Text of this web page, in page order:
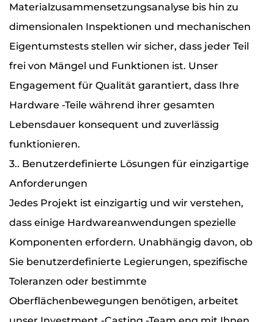
Materialzusammensetzungsanalyse bis hin zu
dimensionalen Inspektionen und mechanischen
Eigentumstests stellen wir sicher, dass jeder Teil
frei von Mängel und Funktionen ist. Unser
Engagement für Qualität garantiert, dass Ihre
Hardware -Teile während ihrer gesamten
Lebensdauer konsequent und zuverlässig
funktionieren.
3.. Benutzerdefinierte Lösungen für einzigartige
Anforderungen
Jedes Projekt ist einzigartig und wir verstehen,
dass einige Hardwareanwendungen spezielle
Komponenten erfordern. Unabhängig davon, ob
Sie benutzerdefinierte Legierungen, spezifische
Toleranzen oder bestimmte
Oberflächenbewegungen benötigen, arbeitet